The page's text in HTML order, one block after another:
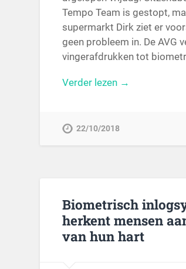
Tempo Team is gestopt,
supermarkt Dirk ziet er
geen probleem in. De AVG
vingerafdrukken tot
Verder lezen →
22/10/2018
Biometrisch
herkent mensen
van hun hart